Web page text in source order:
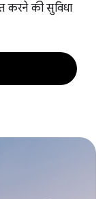
करने की सुविधा